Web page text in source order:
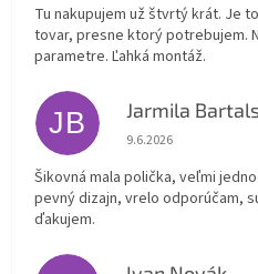
Tu nakupujem už štvrtý krát. Je
tovar, presne ktorý potrebujem.
parametre. Ľahká montáž.
JB Jarmila
Hodnotenie
9.6.2026
Šikovná mala polička, veľmi
pevný dizajn, vrelo odporúčam,
ďakujem.